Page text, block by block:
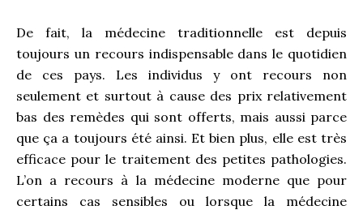
De fait, la médecine traditionnelle est depuis
toujours un recours indispensable dans le quotidien
de ces pays. Les individus y ont recours non
seulement et surtout à cause des prix relativement
bas des remèdes qui sont offerts, mais aussi parce
que ça a toujours été ainsi. Et bien plus, elle est très
efficace pour le traitement des petites pathologies.
L’on a recours à la médecine moderne que pour
certains cas sensibles ou lorsque la médecine